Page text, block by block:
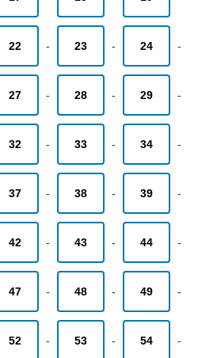
22 - 23 - 24 -
27 - 28 - 29 -
32 - 33 - 34 -
37 - 38 - 39 -
42 - 43 - 44 -
47 - 48 - 49 -
52 - 53 - 54 -